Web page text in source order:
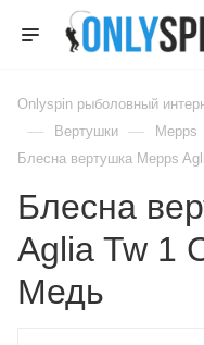
Onlyspin рыболовный
— Вертушки — Mepps
Блесна вертушка Mepps
Блесна
Aglia Tw 1
Медь